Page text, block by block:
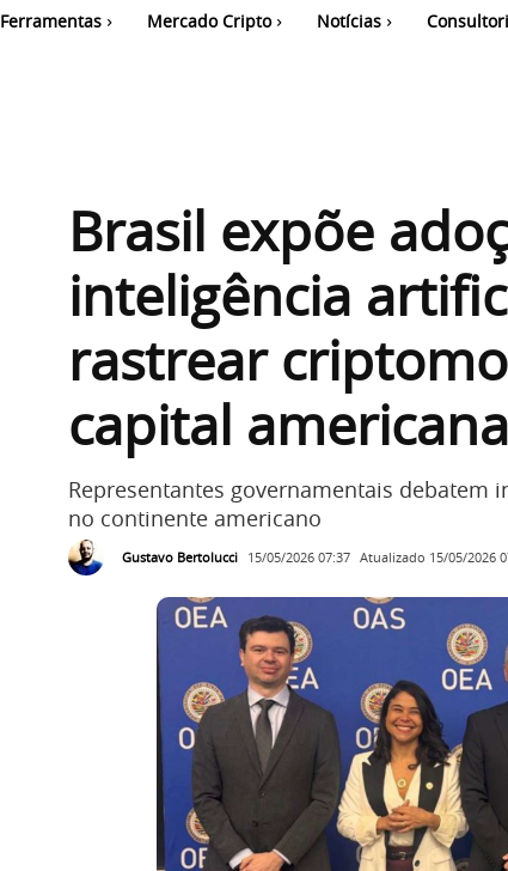
Ferramentas Mercado Cripto Notícias
Brasil expõe
inteligência
rastrear
capital americana
Representantes governamentais debatem
no continente americano
Gustavo Bertolucci 15/05/2026 07:37 Atualizado 15/05/2026